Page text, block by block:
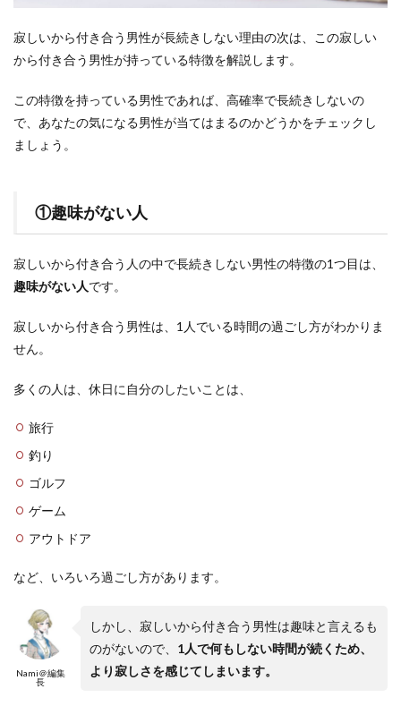
寂しいから付き合う男性が長続きしない理由の次は、この寂しい
から付き合う男性が持っている特徴を解説します。
この特徴を持っている男性であれば、高確率で長続きしないの
で、あなたの気になる男性が当てはまるのかどうかをチェックし
ましょう。
①趣味がない人
寂しいから付き合う人の中で長続きしない男性の特徴の1つ目は、
趣味がない人です。
寂しいから付き合う男性は、1人でいる時間の過ごし方がわかりま
せん。
多くの人は、休日に自分のしたいことは、
旅行
釣り
ゴルフ
ゲーム
アウトドア
など、いろいろ過ごし方があります。
Nami＠編集
長
しかし、寂しいから付き合う男性は趣味と言えるも
のがないので、 1人で何もしない時間が続くため、
より寂しさを感じてしまいます。